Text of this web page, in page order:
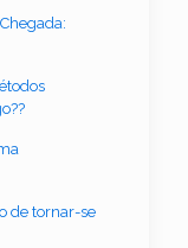
de tornar-se